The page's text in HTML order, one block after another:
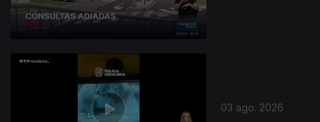
03 ago. 2026